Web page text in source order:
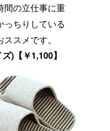
間の立仕事に重
っちりしている
スメです。
)【￥1,100】